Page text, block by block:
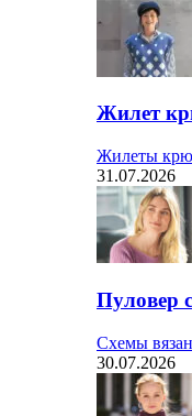
Жилет
Жилеты
31.07.2026
Пуловер
Схемы
30.07.2026